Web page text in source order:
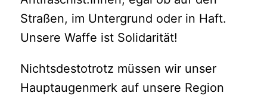
Straßen, im Untergrund oder in Haft.
Unsere Waffe ist Solidarität!
Nichtsdestotrotz müssen wir unser
Hauptaugenmerk auf unsere Region